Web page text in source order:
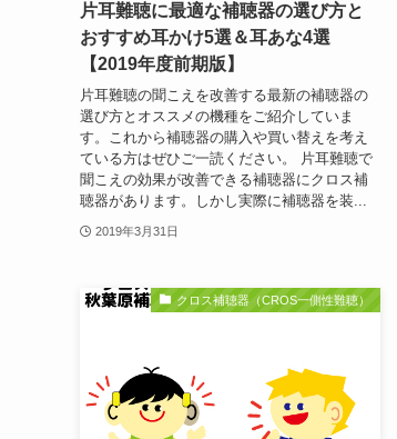
片耳難聴に最適な補聴器の選び方と
おすすめ耳かけ5選＆耳あな4選
【2019年度前期版】
片耳難聴の聞こえを改善する最新の補聴器の
選び方とオススメの機種をご紹介していま
す。これから補聴器の購入や買い替えを考え
ている方はぜひご一読ください。 片耳難聴で
聞こえの効果が改善できる補聴器にクロス補
聴器があります。しかし実際に補聴器を装...
2019年3月31日
クロス補聴器（CROS一側性難聴）